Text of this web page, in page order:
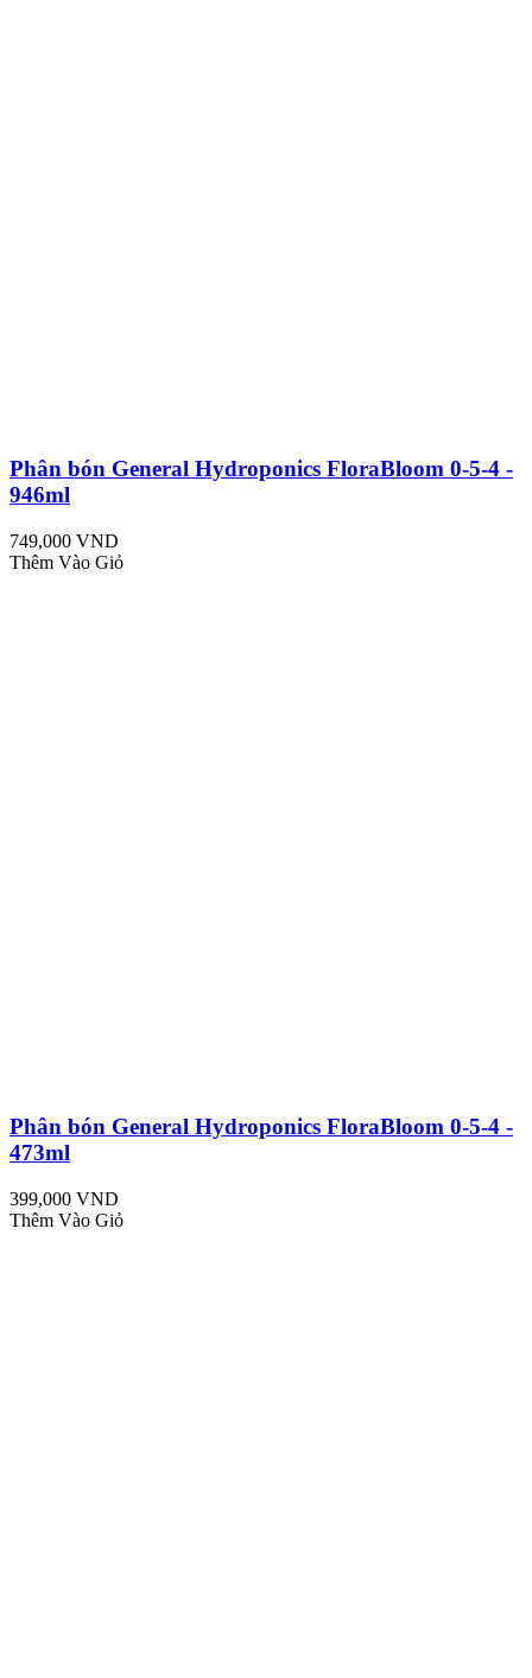
Phân bón General Hydroponics FloraBloom 0-5-4 -
946ml
749,000 VND
Thêm Vào Giỏ
Phân bón General Hydroponics FloraBloom 0-5-4 -
473ml
399,000 VND
Thêm Vào Giỏ